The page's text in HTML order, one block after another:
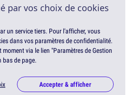
par vos choix de cookies
un service tiers. Pour l'afficher, vous
dans vos paramètres de confidentialité.
via le lien "Paramètres de Gestion
bas de page.
Accepter & afficher